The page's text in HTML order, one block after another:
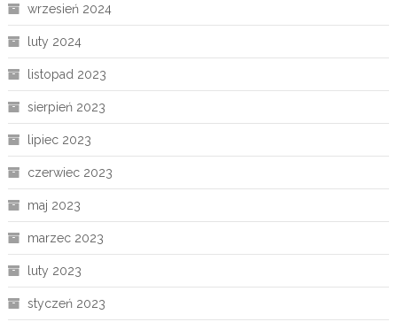
wrzesień 2024
luty 2024
listopad 2023
sierpień 2023
lipiec 2023
czerwiec 2023
maj 2023
marzec 2023
luty 2023
styczeń 2023